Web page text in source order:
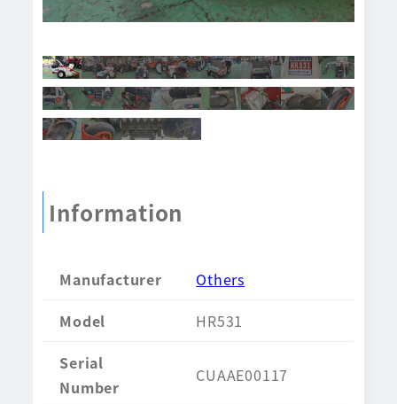
Information
Manufacturer
Others
Model
HR531
Serial
Number
CUAAE00117